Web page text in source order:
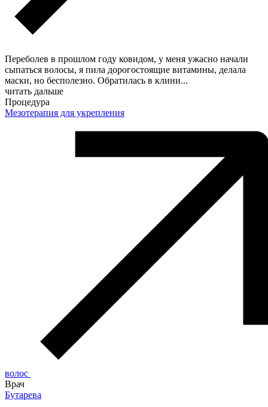
Переболев в прошлом году ковидом, у меня ужасно начали
сыпаться волосы, я пила дорогостоящие витамины, делала
маски, но бесполезно. Обратилась в клини...
читать дальше
Процедура
Мезотерапия для укрепления
волос
Врач
Бутарева